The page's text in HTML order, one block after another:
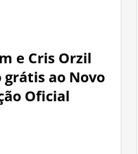
e Cris Orzil
grátis ao Novo
Oficial